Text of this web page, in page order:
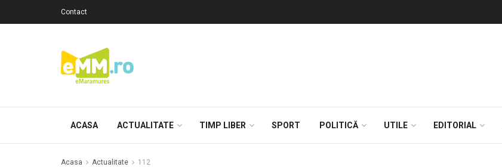
Contact
ACASA ACTUALITATE TIMP LIBER SPORT POLITICĂ UTILE EDITORIAL
Acasa Actualitate 112